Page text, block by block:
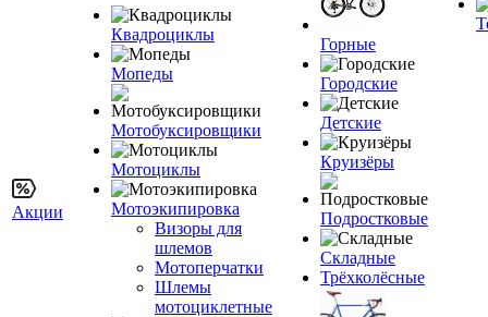
Акции
Квадроциклы
Мопеды
Мотобуксировщики
Мотоциклы
Мотоэкипировка
Визоры для
шлемов
Мотоперчатки
Шлемы
мотоциклетные
Горные
Городские
Детские
Круизёры
Подростковые
Складные
Трёхколёсные